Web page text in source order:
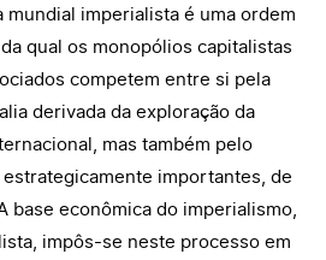
mundial imperialista é uma ordem
qual os monopólios capitalistas
competem entre si pela
derivada da exploração da
mas também pelo
importantes, de
base econômica do imperialismo,
impôs-se neste processo em